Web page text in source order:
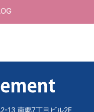
13 南郷7丁目ビル2F